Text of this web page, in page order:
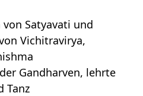
von Satyavati und
Vichitravirya,
Gandharven, lehrte
Tanz